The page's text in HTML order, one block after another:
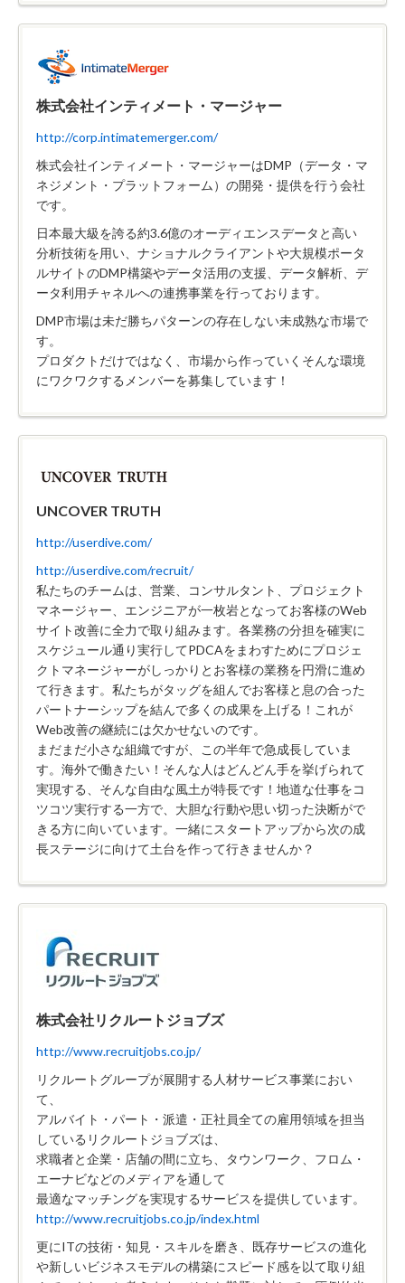
株式会社インティメート・マージャー
http://corp.intimatemerger.com/
株式会社インティメート・マージャーはDMP（データ・マ
ネジメント・プラットフォーム）の開発・提供を行う会社
です。
日本最大級を誇る約3.6億のオーディエンスデータと高い
分析技術を用い、ナショナルクライアントや大規模ポータ
ルサイトのDMP構築やデータ活用の支援、データ解析、デ
ータ利用チャネルへの連携事業を行っております。
DMP市場は未だ勝ちパターンの存在しない未成熟な市場で
す。
プロダクトだけではなく、市場から作っていくそんな環境
にワクワクするメンバーを募集しています！
UNCOVER TRUTH
http://userdive.com/
http://userdive.com/recruit/
私たちのチームは、営業、コンサルタント、プロジェクト
マネージャー、エンジニアが一枚岩となってお客様のWeb
サイト改善に全力で取り組みます。各業務の分担を確実に
スケジュール通り実行してPDCAをまわすためにプロジェ
クトマネージャーがしっかりとお客様の業務を円滑に進め
て行きます。私たちがタッグを組んでお客様と息の合った
パートナーシップを結んで多くの成果を上げる！これが
Web改善の継続には欠かせないのです。
まだまだ小さな組織ですが、この半年で急成長していま
す。海外で働きたい！そんな人はどんどん手を挙げられて
実現する、そんな自由な風土が特長です！地道な仕事をコ
ツコツ実行する一方で、大胆な行動や思い切った決断がで
きる方に向いています。一緒にスタートアップから次の成
長ステージに向けて土台を作って行きませんか？
株式会社リクルートジョブズ
http://www.recruitjobs.co.jp/
リクルートグループが展開する人材サービス事業におい
て、
アルバイト・パート・派遣・正社員全ての雇用領域を担当
しているリクルートジョブズは、
求職者と企業・店舗の間に立ち、タウンワーク、フロム・
エーナビなどのメディアを通して
最適なマッチングを実現するサービスを提供しています。
http://www.recruitjobs.co.jp/index.html
更にITの技術・知見・スキルを磨き、既存サービスの進化
や新しいビジネスモデルの構築にスピード感を以て取り組